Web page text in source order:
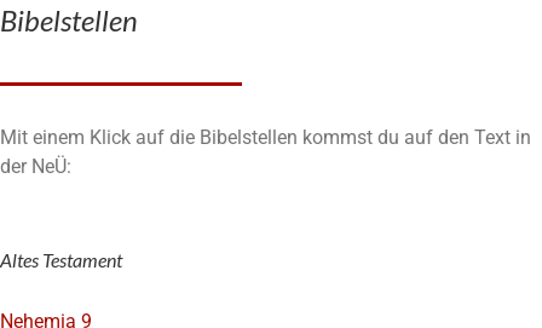
Bibelstellen
Mit einem Klick auf die Bibelstellen kommst du auf den Text in
der NeÜ:
Altes Testament
Nehemia 9